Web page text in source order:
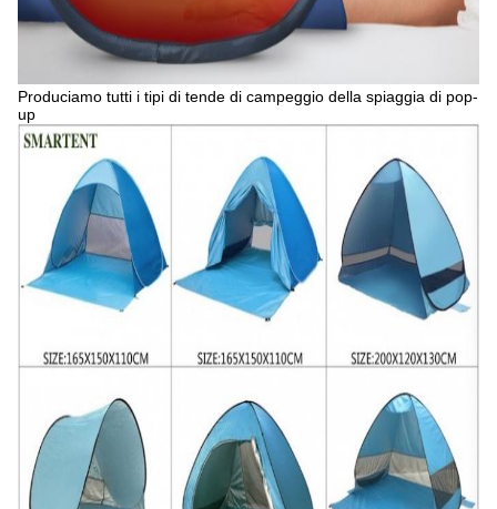
Produciamo tutti i tipi di tende di campeggio della spiaggia di pop-
up